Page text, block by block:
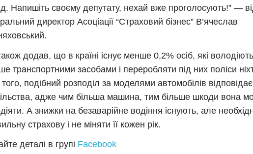
Напишіть своєму депутату, нехай вже проголосують!” —
директор Асоціації “Страховий бізнес” В’ячеслав
додав, що в країні існує менше 0,2% осіб, які
транспортними засобами і переробляти під них поліси
того, подібний розподіл за моделями автомобілів
адже чим більша машина, тим більше шкоди вона
А знижки на безaвaрійне водіння існують, але
страхову і не міняти її кожен рік.
деталі в групі Facebook